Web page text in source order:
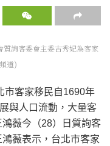
詢客委會主委古秀妃為客家
道)
市客家移民自1690年
與人口流動，大量客
薇今（28）日質詢客
薇表示，台北市客家